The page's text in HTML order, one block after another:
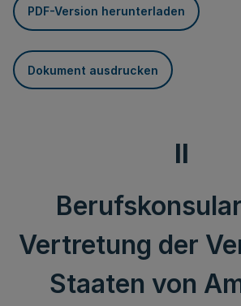
PDF-Version herunterladen
Dokument ausdrucken
II
Vertretung der
Staaten von